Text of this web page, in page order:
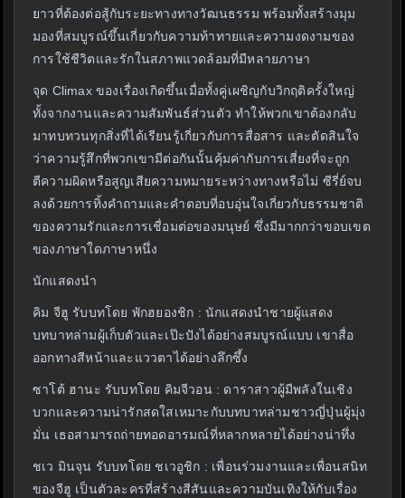
ยาวที่ต้องต่อสู้กับระยะทางทางวัฒนธรรม พร้อมทั้งสร้างมุม
มองที่สมบูรณ์ขึ้นเกี่ยวกับความท้าทายและความงดงามของ
การใช้ชีวิตและรักในสภาพแวดล้อมที่มีหลายภาษา
จุด Climax ของเรื่องเกิดขึ้นเมื่อทั้งคู่เผชิญกับวิกฤติครั้งใหญ่
ทั้งจากงานและความสัมพันธ์ส่วนตัว ทำให้พวกเขาต้องกลับ
มาทบทวนทุกสิ่งที่ได้เรียนรู้เกี่ยวกับการสื่อสาร และตัดสินใจ
ว่าความรู้สึกที่พวกเขามีต่อกันนั้นคุ้มค่ากับการเสี่ยงที่จะถูก
ตีความผิดหรือสูญเสียความหมายระหว่างทางหรือไม่ ซีรี่ย์จบ
ลงด้วยการทิ้งคำถามและคำตอบที่อบอุ่นใจเกี่ยวกับธรรมชาติ
ของความรักและการเชื่อมต่อของมนุษย์ ซึ่งมีมากกว่าขอบเขต
ของภาษาใดภาษาหนึ่ง
นักแสดงนำ
คิม จีฮู รับบทโดย พักฮยองชิก : นักแสดงนำชายผู้แสดง
บทบาทล่ามผู้เก็บตัวและเป๊ะปังได้อย่างสมบูรณ์แบบ เขาสื่อ
ออกทางสีหน้าและแววตาได้อย่างลึกซึ้ง
ซาโต้ ฮานะ รับบทโดย คิมจีวอน : ดาราสาวผู้มีพลังในเชิง
บวกและความน่ารักสดใสเหมาะกับบทบาทล่ามชาวญี่ปุ่นผู้มุ่ง
มั่น เธอสามารถถ่ายทอดอารมณ์ที่หลากหลายได้อย่างน่าทึ่ง
ชเว มินจุน รับบทโดย ชเวอูชิก : เพื่อนร่วมงานและเพื่อนสนิท
ของจีฮู เป็นตัวละครที่สร้างสีสันและความบันเทิงให้กับเรื่อง